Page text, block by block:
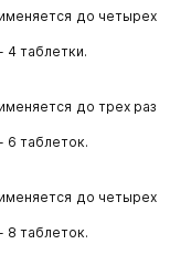
до четырех
4 таблетки.
до трех раз
6 таблеток.
до четырех
8 таблеток.